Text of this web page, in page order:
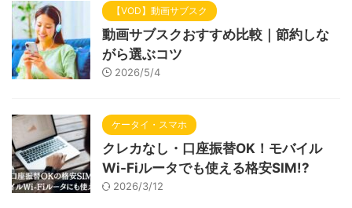
【VOD】動画サブスク
動画サブスクおすすめ比較｜節約しな
がら選ぶコツ
2026/5/4
ケータイ・スマホ
クレカなし・口座振替OK！モバイル
Wi-Fiルータでも使える格安SIM!?
2026/3/12